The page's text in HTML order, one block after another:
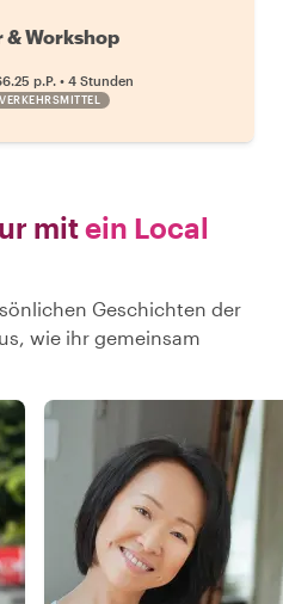
& Workshop
p.P. • 4 Stunden
mitein Local
Geschichten der
wie ihr gemeinsam